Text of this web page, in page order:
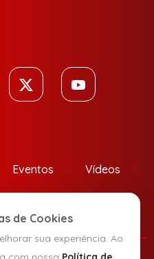
Eventos Vídeos
de Cookies
sua experiência. Ao